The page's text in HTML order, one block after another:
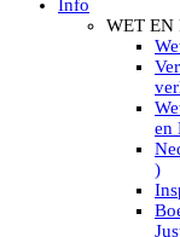
LED
Info
WET EN
en
)